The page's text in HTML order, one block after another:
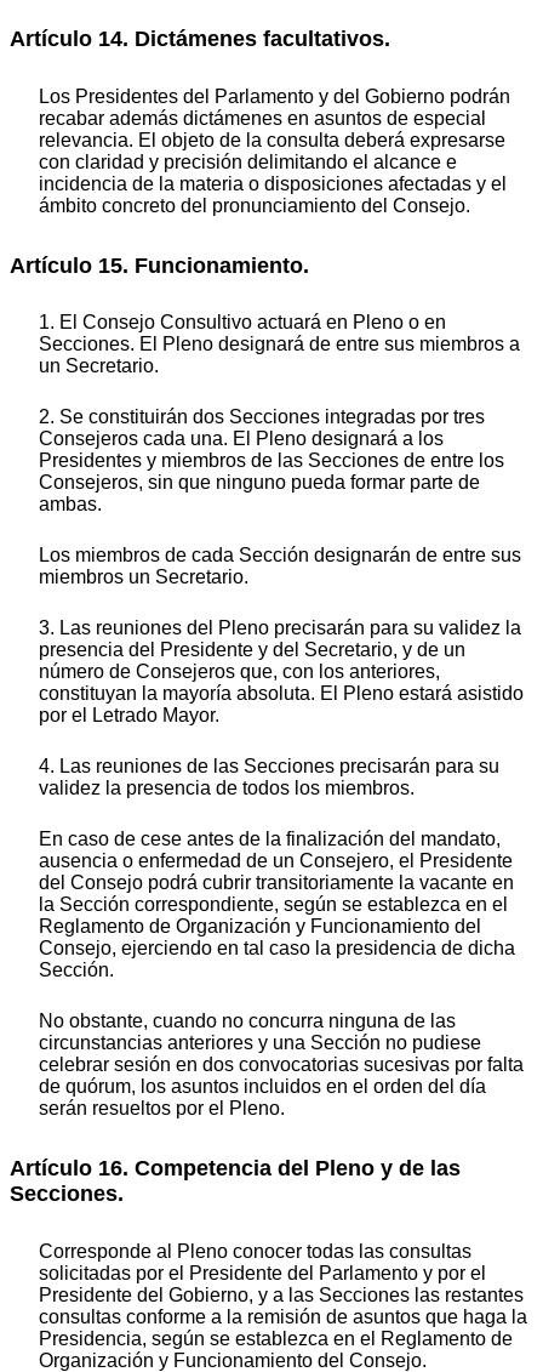
Artículo 14. Dictámenes facultativos.
Los Presidentes del Parlamento y del Gobierno podrán
recabar además dictámenes en asuntos de especial
relevancia. El objeto de la consulta deberá expresarse
con claridad y precisión delimitando el alcance e
incidencia de la materia o disposiciones afectadas y el
ámbito concreto del pronunciamiento del Consejo.
Artículo 15. Funcionamiento.
1. El Consejo Consultivo actuará en Pleno o en
Secciones. El Pleno designará de entre sus miembros a
un Secretario.
2. Se constituirán dos Secciones integradas por tres
Consejeros cada una. El Pleno designará a los
Presidentes y miembros de las Secciones de entre los
Consejeros, sin que ninguno pueda formar parte de
ambas.
Los miembros de cada Sección designarán de entre sus
miembros un Secretario.
3. Las reuniones del Pleno precisarán para su validez la
presencia del Presidente y del Secretario, y de un
número de Consejeros que, con los anteriores,
constituyan la mayoría absoluta. El Pleno estará asistido
por el Letrado Mayor.
4. Las reuniones de las Secciones precisarán para su
validez la presencia de todos los miembros.
En caso de cese antes de la finalización del mandato,
ausencia o enfermedad de un Consejero, el Presidente
del Consejo podrá cubrir transitoriamente la vacante en
la Sección correspondiente, según se establezca en el
Reglamento de Organización y Funcionamiento del
Consejo, ejerciendo en tal caso la presidencia de dicha
Sección.
No obstante, cuando no concurra ninguna de las
circunstancias anteriores y una Sección no pudiese
celebrar sesión en dos convocatorias sucesivas por falta
de quórum, los asuntos incluidos en el orden del día
serán resueltos por el Pleno.
Artículo 16. Competencia del Pleno y de las
Secciones.
Corresponde al Pleno conocer todas las consultas
solicitadas por el Presidente del Parlamento y por el
Presidente del Gobierno, y a las Secciones las restantes
consultas conforme a la remisión de asuntos que haga la
Presidencia, según se establezca en el Reglamento de
Organización y Funcionamiento del Consejo.